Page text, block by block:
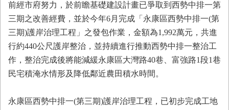
便
民
服
務
網
站
覽
前經市府努力，於前瞻基礎建設計畫已爭取到西勢中排一第
三期之改善經費，並於今年6月完成「永康區西勢中排一(第
三期)護岸治理工程」之發包作業，金額為1,992萬元，共進
行約440公尺護岸整治，並持續進行推動西勢中排一整治工
作，整治完成後將能減緩永康區大灣路40巷、富強路1段1巷
民宅積淹水情形及降低鄰近農田積水時間。
永康區西勢中排一(第三期)護岸治理工程，已初步完成工地